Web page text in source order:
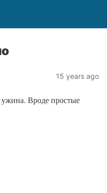
15 years ago
ужина. Вроде простые